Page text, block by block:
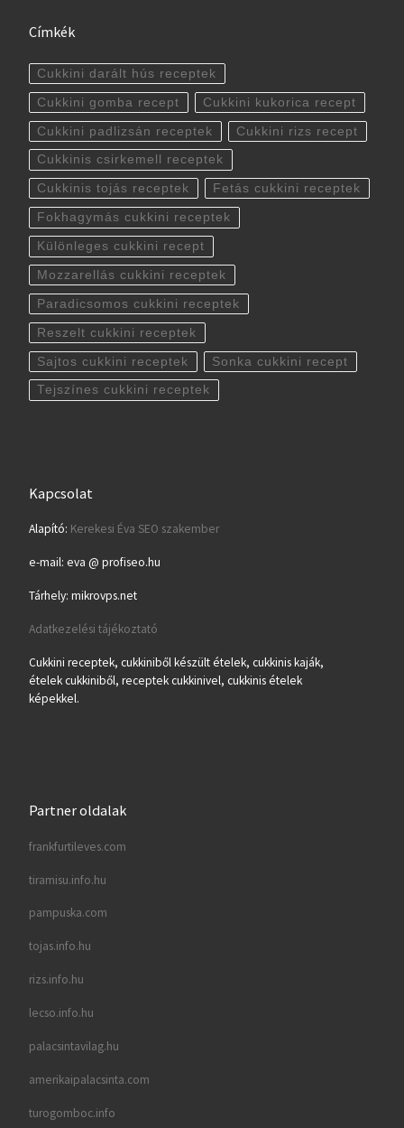
Címkék
Cukkini darált hús receptek
Cukkini gomba recept Cukkini kukorica recept
Cukkini padlizsán receptek Cukkini rizs recept
Cukkinis csirkemell receptek
Cukkinis tojás receptek Fetás cukkini receptek
Fokhagymás cukkini receptek
Különleges cukkini recept
Mozzarellás cukkini receptek
Paradicsomos cukkini receptek
Reszelt cukkini receptek
Sajtos cukkini receptek Sonka cukkini recept
Tejszínes cukkini receptek
Kapcsolat
Alapító: Kerekesi Éva SEO szakember
e-mail: eva @ profiseo.hu
Tárhely: mikrovps.net
Adatkezelési tájékoztató
Cukkini receptek, cukkiniből készült ételek, cukkinis kaják,
ételek cukkiniből, receptek cukkinivel, cukkinis ételek
képekkel.
Partner oldalak
frankfurtileves.com
tiramisu.info.hu
pampuska.com
tojas.info.hu
rizs.info.hu
lecso.info.hu
palacsintavilag.hu
amerikaipalacsinta.com
turogomboc.info